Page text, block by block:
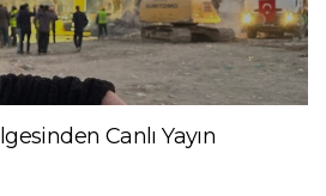
Canlı Yayın